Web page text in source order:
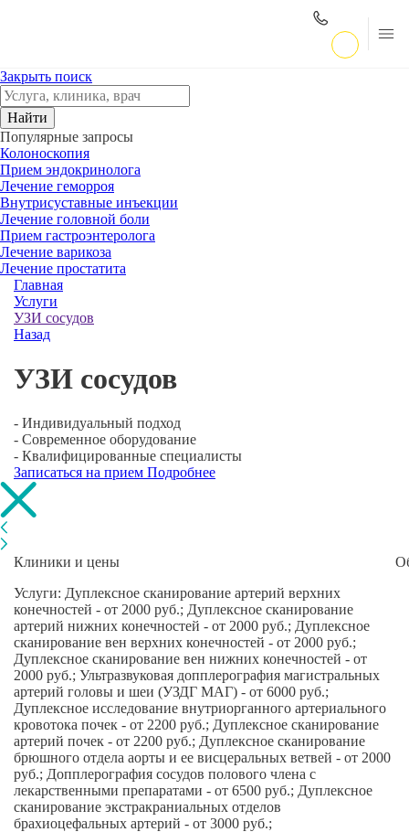
Закрыть поиск
Найти
Популярные запросы
Колоноскопия
Прием эндокринолога
Лечение геморроя
Внутрисуставные инъекции
Лечение головной боли
Прием гастроэнтеролога
Лечение варикоза
Лечение простатита
Главная
Услуги
УЗИ сосудов
Назад
УЗИ сосудов
- Индивидуальный подход
- Современное оборудование
- Квалифицированные специалисты
Записаться на прием Подробнее
Клиники и цены
Услуги: Дуплексное сканирование артерий верхних
конечностей - от 2000 руб.; Дуплексное сканирование
артерий нижних конечностей - от 2000 руб.; Дуплексное
сканирование вен верхних конечностей - от 2000 руб.;
Дуплексное сканирование вен нижних конечностей - от
2000 руб.; Ультразвуковая допплерография магистральных
артерий головы и шеи (УЗДГ МАГ) - от 6000 руб.;
Дуплексное исследование внутриорганного артериального
кровотока почек - от 2200 руб.; Дуплексное сканирование
артерий почек - от 2200 руб.; Дуплексное сканирование
брюшного отдела аорты и ее висцеральных ветвей - от 2000
руб.; Допплерография сосудов полового члена с
лекарственными препаратами - от 6500 руб.; Дуплексное
сканирование экстракраниальных отделов
брахиоцефальных артерий - от 3000 руб.;